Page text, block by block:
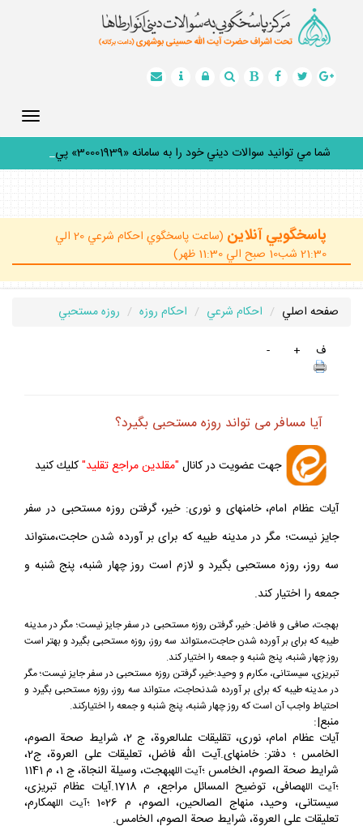
شما مي توانيد سوالات ديني خود را به سامانه «30001939» پيامك
پاسخگويي آنلاين
(ساعت پاسخگوي احكام شرعي 20 الي
21:30 شب10 صبح الي 11:30 ظهر)
صفحه اصلي احكام شرعي احكام روزه
روزه مستحبي
ف
+
-
آيا مسافر مى ‏تواند روزه مستحبى بگيرد؟
جهت عضويت در كانال "مقلدين مراجع تقليد"كليك كنيد
آيات عظام امام، خامنه‏اى و نورى: خير، گرفتن روزه مستحبى در سفر
جايز نيست؛ مگر در مدينه طيبه كه براى بر آورده شدن حاجت،مى‏تواند
سه روز، روزه مستحبى بگيرد و لازم است روز چهار شنبه، پنج شنبه و
جمعه را اختيار كند.
بهجت، صافى و فاضل: خير، گرفتن روزه مستحبى در سفر جايز نيست؛ مگر در مدينه
طيبه كه براى بر آورده شدن حاجت،مى‏تواند سه روز، روزه مستحبى بگيرد و بهتر است
روز چهار شنبه، پنج شنبه و جمعه را اختيار كند.
تبريزى، سيستانى، مكارم و وحيد:خير، گرفتن روزه مستحبى در سفر جايز نيست؛ مگر
در مدينه طيبه كه براى بر آورده شدنحاجت، مى‏تواند سه روز، روزه مستحبى بگيرد و
احتياط واجب آن است كه روز چهار شنبه، پنج شنبه و جمعه را اختياركند.
منبع|:
آيات عظام امام، نورى، تقليقات علىالعروة، ج 2، شرايط صحة الصوم،
الخامس ؛ دفتر: خامنه‏اى.آيت الله فاضل، تعليقات على العروة، ج2،
شرايط صحة الصوم، الخامس ؛آيت الله
بهجت، وسيلة النجاة، ج 1، م 1141
؛آيت الله
صافى، توضيح المسائل مراجع، م 1718.آيات عظام تبريزى،
سيستانى، وحيد، منهاج الصالحين، الصوم، م 1026 ؛
آيت اللهمكارم،
تعليقات على العروة، شرايط صحة الصوم، الخامس.